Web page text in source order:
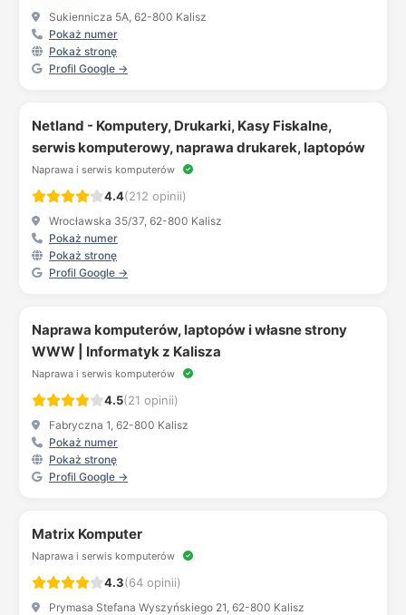
Sukiennicza 5A, 62-800 Kalisz
Pokaż numer
Pokaż stronę
Profil Google →
Netland - Komputery, Drukarki, Kasy Fiskalne,
serwis komputerowy, naprawa drukarek, laptopów
Naprawa i serwis komputerów
4.4(212 opinii)
Wrocławska 35/37, 62-800 Kalisz
Pokaż numer
Pokaż stronę
Profil Google →
Naprawa komputerów, laptopów i własne strony
WWW | Informatyk z Kalisza
Naprawa i serwis komputerów
4.5(21 opinii)
Fabryczna 1, 62-800 Kalisz
Pokaż numer
Pokaż stronę
Profil Google →
Matrix Komputer
Naprawa i serwis komputerów
4.3(64 opinii)
Prymasa Stefana Wyszyńskiego 21, 62-800 Kalisz